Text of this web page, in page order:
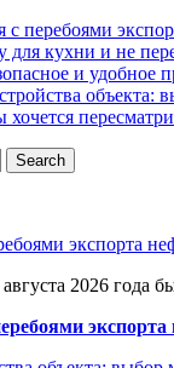
с перебоями
для кухни и не
и удобное
объекта:
экспорта
2026